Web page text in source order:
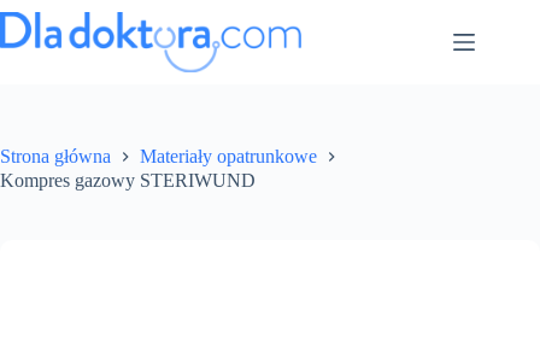
Strona główna
Materiały opatrunkowe
Kompres gazowy STERIWUND